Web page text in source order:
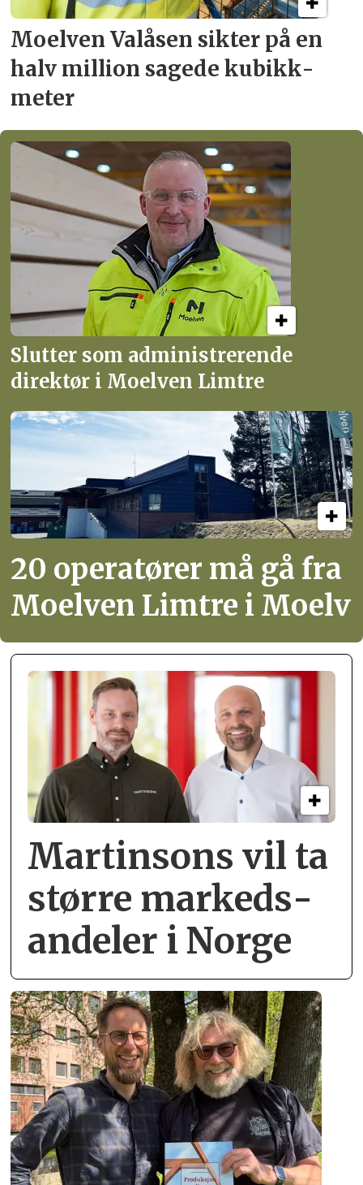
Moelven Valåsen sikter på en
halv million sagede kubikk­
meter
Slutter som administrerende
direktør i Moelven Limtre
20 operatører må gå fra
Moelven Limtre i Moelv
Martinsons vil ta
større markeds­
andeler i Norge